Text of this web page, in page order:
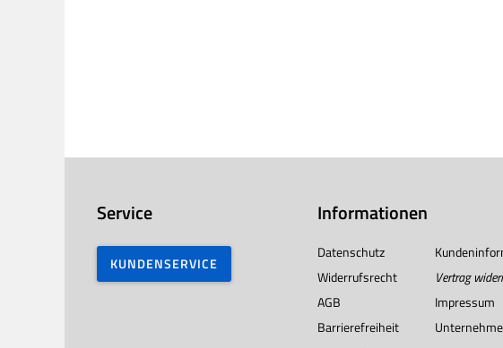
Service
KUNDENSERVICE
Informationen
Datenschutz
Widerrufsrecht
Vertrag
AGB
Impressum
Barrierefreiheit